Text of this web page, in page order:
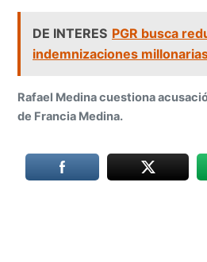
DE INTERES PGR busca
indemnizaciones
Rafael Medina cuestiona
de Francia Medina.